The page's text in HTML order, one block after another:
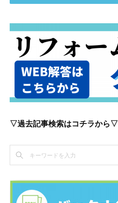
▽過去記事検索はコチラから▽